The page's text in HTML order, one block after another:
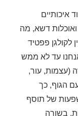
איכותיים
דשא, מה
לקולגן פפטיד
עד לא ממש
(עצמות, עור,
הגוף, כך
של תוסף
בשורה